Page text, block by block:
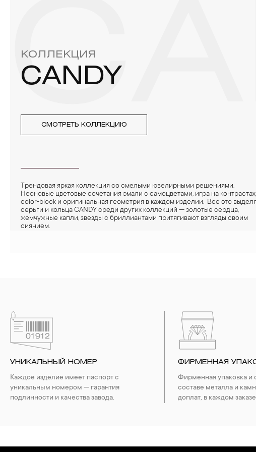
4. Специалисты обычно рекомендуют чистить украшения не реже
КОЛЛЕКЦИЯ
CANDY
СМОТРЕТЬ КОЛЛЕКЦИЮ
Трендовая яркая коллекция со смелыми ювелирными решениями.
Неоновые цветовые сочетания эмали с самоцветами, игра на контрастах,
color-block и оригинальная геометрия в каждом изделии. Все это
серьги и кольца CANDY среди других коллекций — золотые сердца,
жемчужные капли, звезды с бриллиантами притягивают взгляды своим
сиянием.
УНИКАЛЬНЫЙ НОМЕР
Каждое изделие имеет паспорт с
уникальным номером — гарантия
подлинности и качества завода.
ФИРМЕННАЯ
Фирменная упаковка и
составе металла и
доплат, в каждом